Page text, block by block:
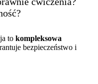
to kompleksowa
bezpieczeństwo i